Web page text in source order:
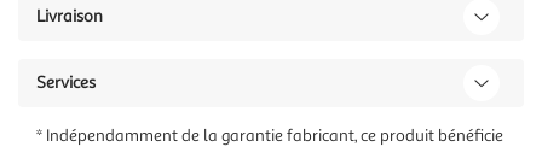
Livraison
Services
* Indépendamment de la garantie fabricant, ce produit bénéficie